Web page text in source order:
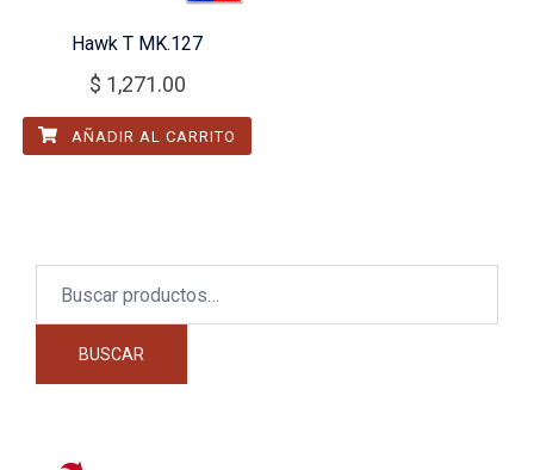
Hawk T MK.127
$ 1,271.00
AÑADIR AL CARRITO
BUSCAR